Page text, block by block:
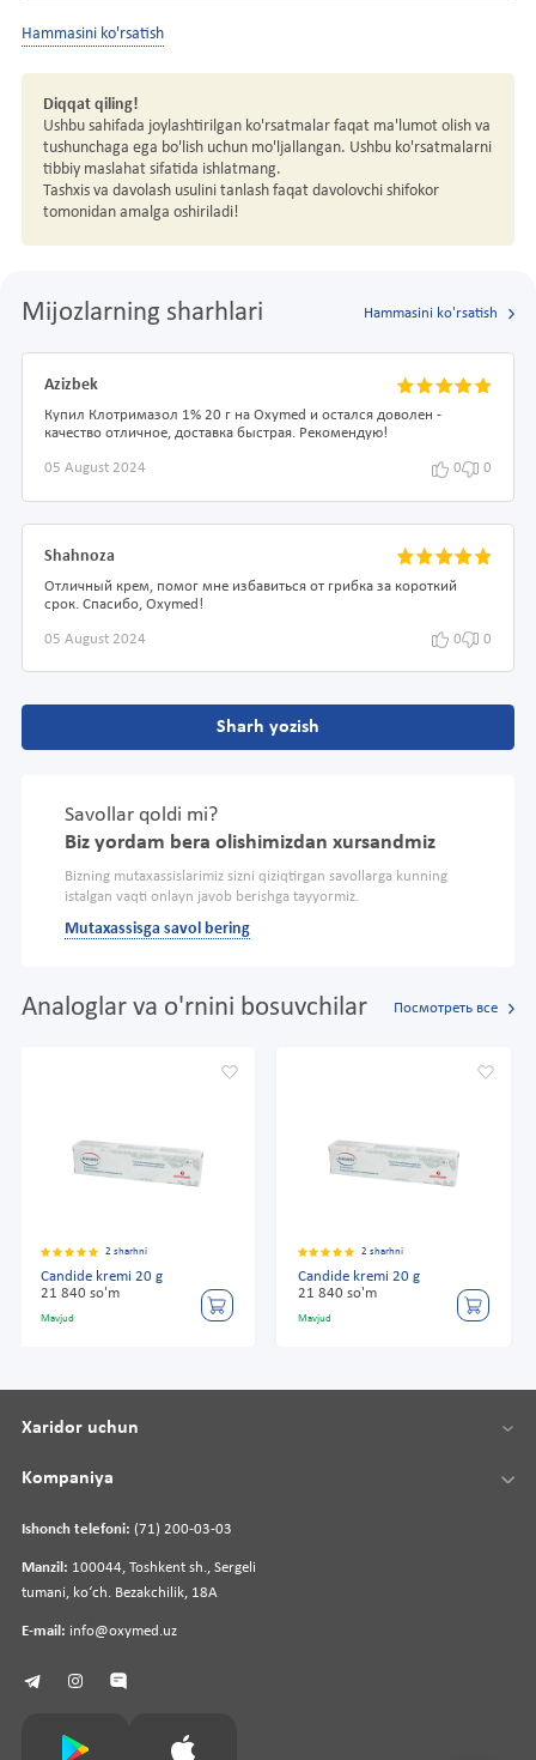
Hammasini ko'rsatish
Diqqat qiling!
Ushbu sahifada joylashtirilgan ko'rsatmalar faqat ma'lumot olish va
tushunchaga ega bo'lish uchun mo'ljallangan. Ushbu ko'rsatmalarni
tibbiy maslahat sifatida ishlatmang.
Tashxis va davolash usulini tanlash faqat davolovchi shifokor
tomonidan amalga oshiriladi!
Mijozlarning sharhlari Hammasini ko'rsatish
Azizbek
Купил Клотримазол 1% 20 г на Oxymed и остался доволен -
качество отличное, доставка быстрая. Рекомендую!
05 August 2024 0 0
Shahnoza
Отличный крем, помог мне избавиться от грибка за короткий
срок. Спасибо, Oxymed!
05 August 2024 0 0
Sharh yozish
Savollar qoldi mi?
Biz yordam bera olishimizdan xursandmiz
Bizning mutaxassislarimiz sizni qiziqtirgan savollarga kunning
istalgan vaqti onlayn javob berishga tayyormiz.
Mutaxassisga savol bering
Analoglar va o'rnini bosuvchilar Посмотреть все
2 sharhni
Candide kremi 20 g
21 840 so'm
Mavjud
2 sharhni
Candide kremi 20 g
21 840 so'm
Mavjud
Ishonch telefoni: (71) 200-03-03
Manzil: 100044, Toshkent sh., Sergeli
tumani, koʻch. Bezakchilik, 18A
E-mail: info@oxymed.uz
Xaridor uchun
Kompaniya